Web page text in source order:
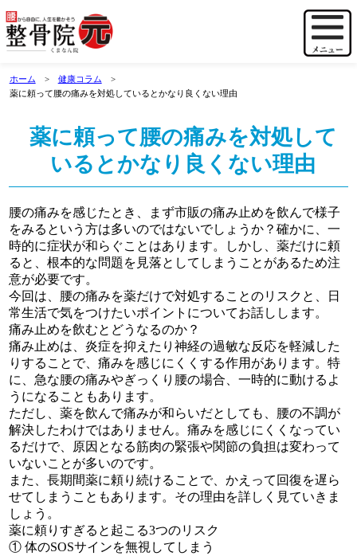
ホーム
健康コラム
薬に頼って腰の痛みを対処しているとかなり良くない理由
薬に頼って腰の痛みを対処して
いるとかなり良くない理由
腰の痛みを感じたとき、まず市販の痛み止めを飲んで様子
をみるという方は多いのではないでしょうか？確かに、一
時的に症状が和らぐことはあります。しかし、薬だけに頼
ると、根本的な問題を見落としてしまうことがあるため注
意が必要です。
今回は、腰の痛みを薬だけで対処することのリスクと、日
常生活で気をつけたいポイントについてお話しします。
痛み止めを飲むとどうなるのか？
痛み止めは、炎症を抑えたり神経の過敏な反応を軽減した
りすることで、痛みを感じにくくする作用があります。特
に、急な腰の痛みやぎっくり腰の場合、一時的に動けるよ
うになることもあります。
ただし、薬を飲んで痛みが和らいだとしても、腰の不調が
解決したわけではありません。痛みを感じにくくなってい
るだけで、原因となる筋肉の緊張や関節の負担は変わって
いないことが多いのです。
また、長期間薬に頼り続けることで、かえって回復を遅ら
せてしまうこともあります。その理由を詳しく見ていきま
しょう。
薬に頼りすぎると起こる3つのリスク
① 体のSOSサインを無視してしまう